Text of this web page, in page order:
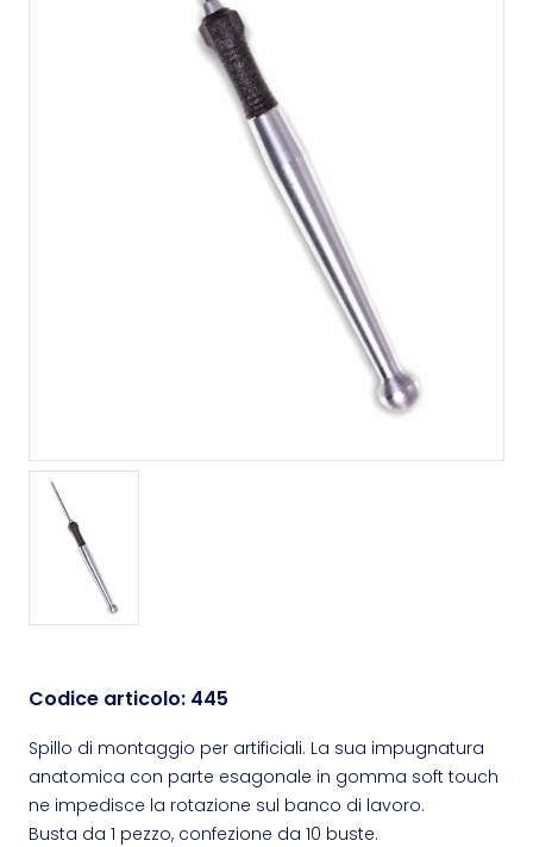
Codice articolo: 445
Spillo di montaggio per artificiali. La sua impugnatura
anatomica con parte esagonale in gomma soft touch
ne impedisce la rotazione sul banco di lavoro.
Busta da 1 pezzo, confezione da 10 buste.